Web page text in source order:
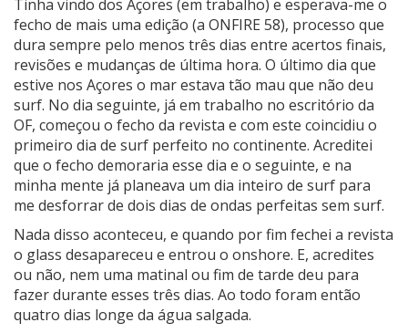
Tinha vindo dos Açores (em trabalho) e esperava-me o
fecho de mais uma edição (a ONFIRE 58), processo que
dura sempre pelo menos três dias entre acertos finais,
revisões e mudanças de última hora. O último dia que
estive nos Açores o mar estava tão mau que não deu
surf. No dia seguinte, já em trabalho no escritório da
OF, começou o fecho da revista e com este coincidiu o
primeiro dia de surf perfeito no continente. Acreditei
que o fecho demoraria esse dia e o seguinte, e na
minha mente já planeava um dia inteiro de surf para
me desforrar de dois dias de ondas perfeitas sem surf.
Nada disso aconteceu, e quando por fim fechei a revista
o glass desapareceu e entrou o onshore. E, acredites
ou não, nem uma matinal ou fim de tarde deu para
fazer durante esses três dias. Ao todo foram então
quatro dias longe da água salgada.